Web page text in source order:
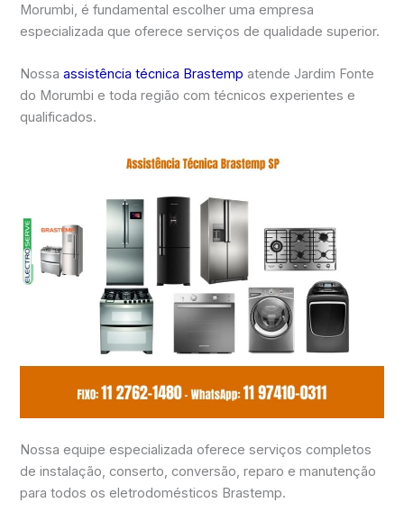
Morumbi, é fundamental escolher uma empresa
especializada que oferece serviços de qualidade superior.
Nossaassistência técnica Brastemp atende Jardim Fonte
do Morumbi e toda região com técnicos experientes e
qualificados.
Nossa equipe especializada oferece serviços completos
de instalação, conserto, conversão, reparo e manutenção
para todos os eletrodomésticos Brastemp.